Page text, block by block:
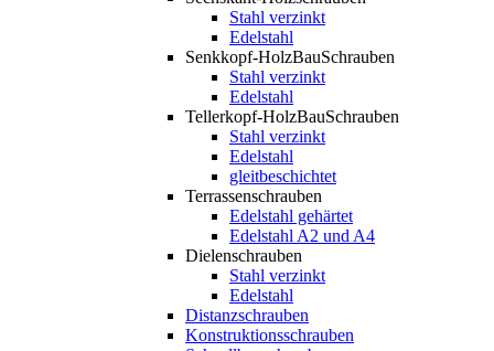
Stahl verzinkt
Edelstahl
Senkkopf-HolzBauSchrauben
Stahl verzinkt
Edelstahl
Tellerkopf-HolzBauSchrauben
Stahl verzinkt
Edelstahl
gleitbeschichtet
Terrassenschrauben
Edelstahl gehärtet
Edelstahl A2 und A4
Dielenschrauben
Stahl verzinkt
Edelstahl
Distanzschrauben
Konstruktionsschrauben